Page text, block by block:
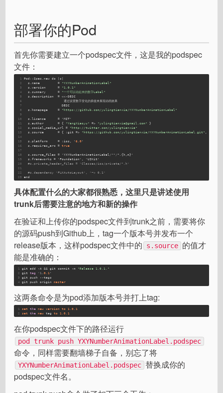
部署你的Pod
首先你需要建立一个podspec文件，这是我的podspec
文件：
1
2
3
4
5
6
7
8
9
10
11
12
13
14
15
16
17
18
19
20
21
22
23
Pod::Spec.new do |s|
  s.
name
         =
"YXYNumberAnimationLabel"
  s.
version
      =
"1.0.1"
  s.
summary
      =
"一个可以动起来的数字Label"
  s.
description
  = <<-DESC
                    通过设置数字变化的插值来展现动画效果
                   DESC
  s.
homepage
     =
"https://github.com/yulingtianxia/YXYNumberAnimationLabel"
  s.
license
      = 'MIT'
  s.
author
       = {
"YangXiaoyu" => "yulingtianxia@gmail.com"
}
  s.
social_media_url =
"http://twitter.com/yulingtianxia"
  s.
source
       = { :
git => "https://github.com/yulingtianxia/YXYNumberAnimationLabel.git"
  s.
platform
     = :ios, '
6.0'
  s.
requires_arc = true
  s.
source_files = 'YXYNumberAnimationLabel /**/*.{h,m}'
  s.
frameworks
= 'Foundation', 'UIKit'
#s.private_header_files = 'Classes/ios/private/*.h'
#s.dependency 'FLKAutoLayout', '~> 0.1'
end
具体配置什么的大家都很熟悉，这里只是讲述使用
trunk后需要注意的地方和新的操作
在验证和上传你的podspec文件到trunk之前，需要将你
的源码push到Github上，tag一个版本号并发布一个
release版本，这样podspec文件中的
s.source 的值才
能是准确的：
1
2
3
4
git add -A && git commit -m
"Release 1.0.1."
git tag '1 .0.1'
git push --tags
git push origin master
这两条命令是为pod添加版本号并打上tag:
1
2
set the new version to 1.0 .1
set
the new tag to 1.0 .1
在你podspec文件下的路径运行
pod trunk push YXYNumberAnimationLabel.podspec
命令，同样需要翻墙梯子自备，别忘了将
YXYNumberAnimationLabel.podspec 替换成你的
podspec文件名。